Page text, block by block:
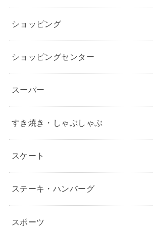
ショッピング
ショッピングセンター
スーパー
すき焼き・しゃぶしゃぶ
スケート
ステーキ・ハンバーグ
スポーツ